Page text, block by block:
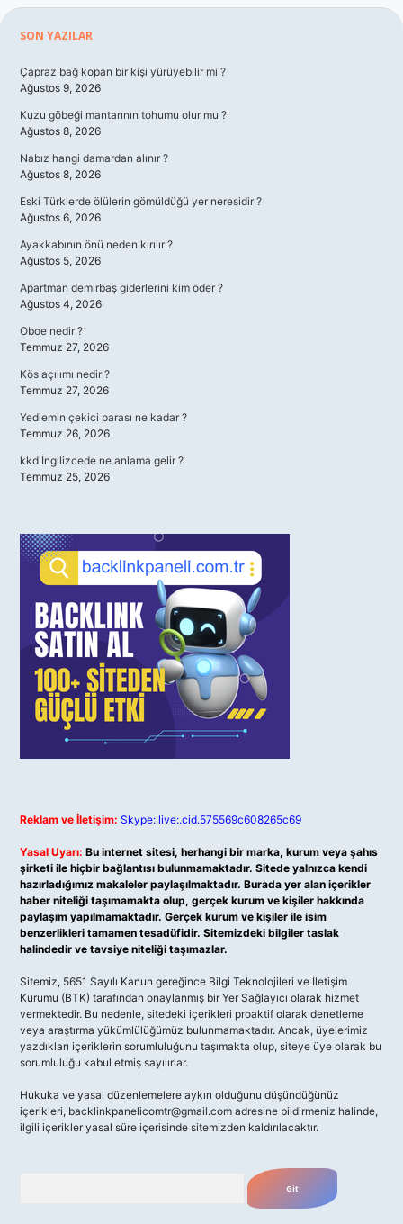
Sidebar
SON YAZILAR
Çapraz bağ kopan bir kişi yürüyebilir mi ?
Ağustos 9, 2026
Kuzu göbeği mantarının tohumu olur mu ?
Ağustos 8, 2026
Nabız hangi damardan alınır ?
Ağustos 8, 2026
Eski Türklerde ölülerin gömüldüğü yer neresidir ?
Ağustos 6, 2026
Ayakkabının önü neden kırılır ?
Ağustos 5, 2026
Apartman demirbaş giderlerini kim öder ?
Ağustos 4, 2026
Oboe nedir ?
Temmuz 27, 2026
Kös açılımı nedir ?
Temmuz 27, 2026
Yediemin çekici parası ne kadar ?
Temmuz 26, 2026
kkd İngilizcede ne anlama gelir ?
Temmuz 25, 2026
Reklam ve İletişim: Skype: live:.cid.575569c608265c69
Yasal Uyarı: Bu internet sitesi, herhangi bir marka, kurum veya şahıs
şirketi ile hiçbir bağlantısı bulunmamaktadır. Sitede yalnızca kendi
hazırladığımız makaleler paylaşılmaktadır. Burada yer alan içerikler
haber niteliği taşımamakta olup, gerçek kurum ve kişiler hakkında
paylaşım yapılmamaktadır. Gerçek kurum ve kişiler ile isim
benzerlikleri tamamen tesadüfidir. Sitemizdeki bilgiler taslak
halindedir ve tavsiye niteliği taşımazlar.
Sitemiz, 5651 Sayılı Kanun gereğince Bilgi Teknolojileri ve İletişim
Kurumu (BTK) tarafından onaylanmış bir Yer Sağlayıcı olarak hizmet
vermektedir. Bu nedenle, sitedeki içerikleri proaktif olarak denetleme
veya araştırma yükümlülüğümüz bulunmamaktadır. Ancak, üyelerimiz
yazdıkları içeriklerin sorumluluğunu taşımakta olup, siteye üye olarak bu
sorumluluğu kabul etmiş sayılırlar.
Hukuka ve yasal düzenlemelere aykırı olduğunu düşündüğünüz
içerikleri, backlinkpanelicomtr@gmail.com adresine bildirmeniz halinde,
ilgili içerikler yasal süre içerisinde sitemizden kaldırılacaktır.